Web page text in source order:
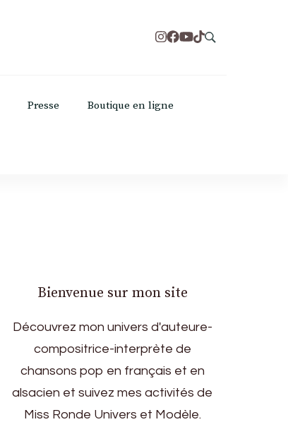
Presse Boutique en ligne
Bienvenue sur mon site
Découvrez mon univers d'auteure-
compositrice-interprète de
chansons pop en français et en
alsacien et suivez mes activités de
Miss Ronde Univers et Modèle.